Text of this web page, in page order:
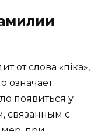
от слова «піка»,
означает
появиться у
связанным с